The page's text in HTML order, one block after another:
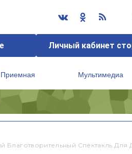
Личный кабинет
Приемная Мультимедиа
Спектакль Для